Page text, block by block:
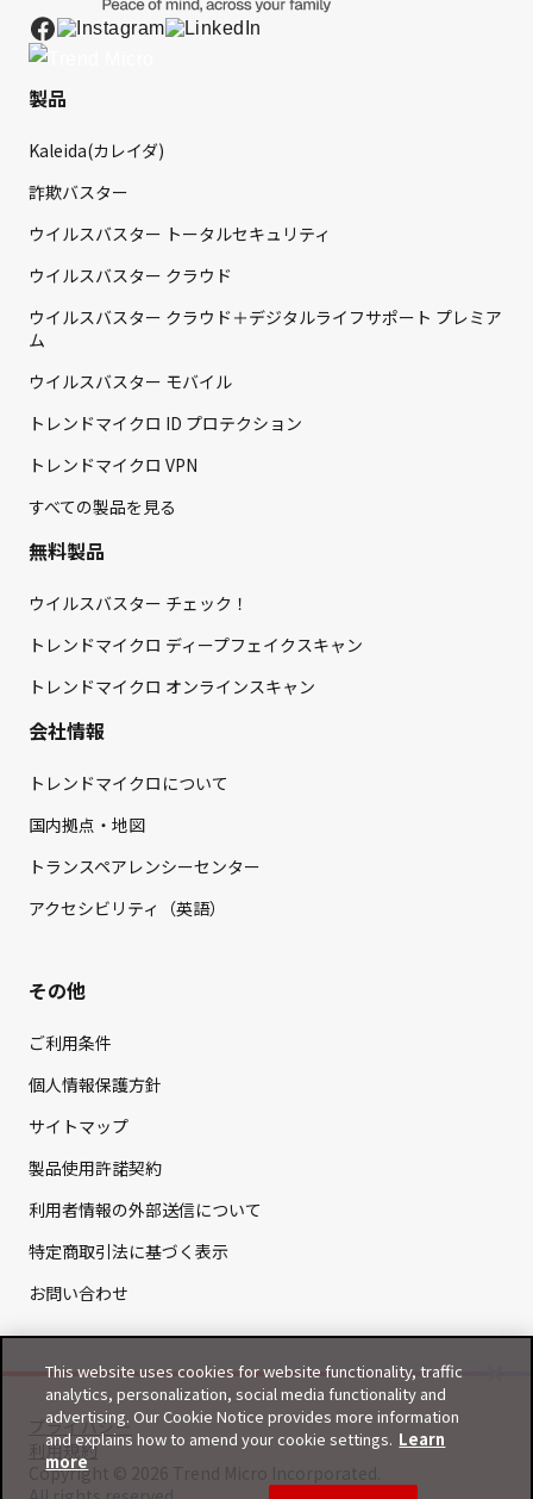
製品
Kaleida(カレイダ)
詐欺バスター
ウイルスバスター トータルセキュリティ
ウイルスバスター クラウド
ウイルスバスター クラウド＋デジタルライフサポート プレミア
ム
ウイルスバスター モバイル
トレンドマイクロ ID プロテクション
トレンドマイクロ VPN
すべての製品を見る
無料製品
ウイルスバスター チェック！
トレンドマイクロ ディープフェイクスキャン
トレンドマイクロ オンラインスキャン
会社情報
トレンドマイクロについて
国内拠点・地図
トランスペアレンシーセンター
アクセシビリティ（英語）
その他
ご利用条件
個人情報保護方針
サイトマップ
製品使用許諾契約
利用者情報の外部送信について
特定商取引法に基づく表示
お問い合わせ
プライバシー
利用規約
Copyright © 2026 Trend Micro Incorporated.
This website uses cookies for website functionality, traffic
analytics, personalization, social media functionality and
advertising. Our Cookie Notice provides more information
and explains how to amend your cookie settings. Learn
more